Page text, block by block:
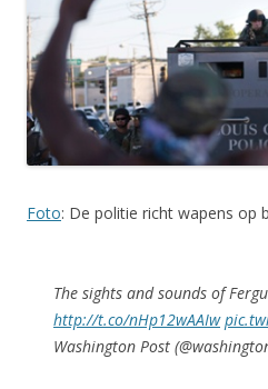
Foto: De politie richt wapens op
The sights and sounds of
http://t.co/nHp12wAAIw
Washington Post